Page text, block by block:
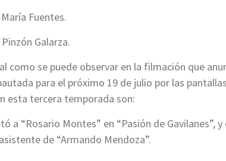
Fuentes.
Galarza.
como se puede observar en la filmación que
para el próximo 19 de julio por las
esta tercera temporada son:
a “Rosario Montes” en “Pasión de Gavilanes”,
de “Armando Mendoza”.